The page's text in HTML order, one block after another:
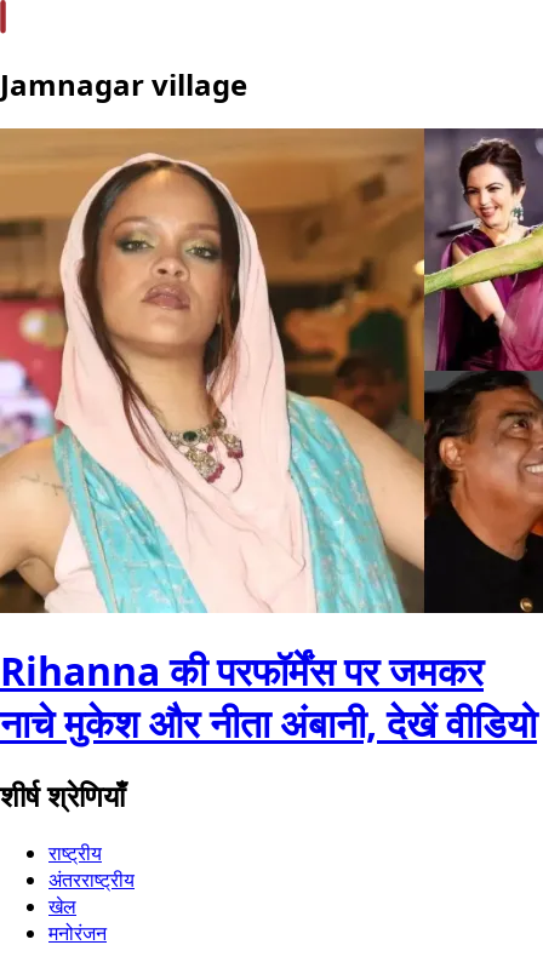
Jamnagar village
Rihanna की परफॉर्मेंस पर जमकर
नाचे मुकेश और नीता अंबानी, देखें वीडियो
शीर्ष श्रेणियाँ
राष्ट्रीय
अंतरराष्ट्रीय
खेल
मनोरंजन